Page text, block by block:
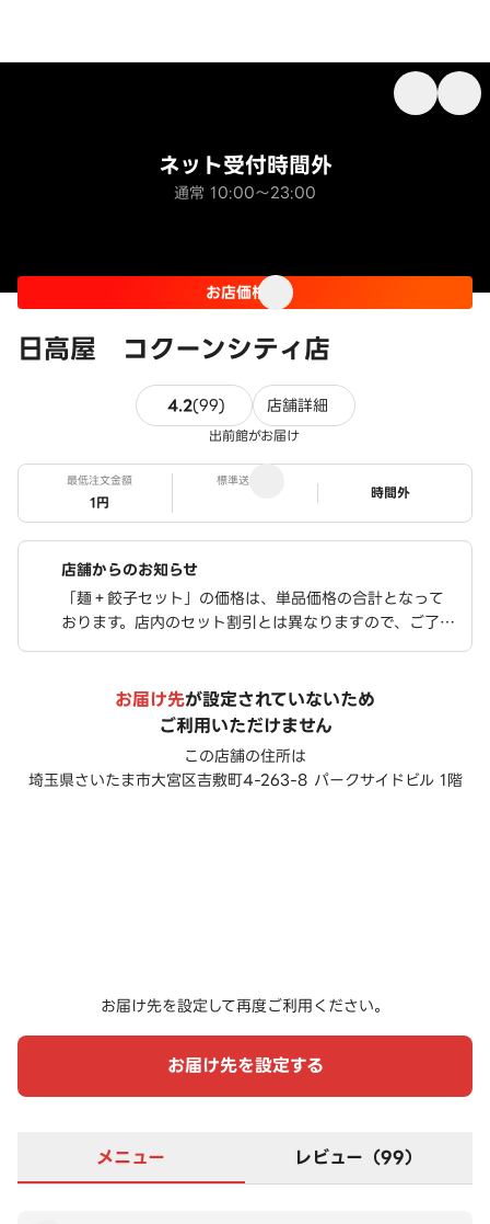
日高屋 コクーンシティ店
ネット受付時間外
通常 10:00～23:00
お店価格
4.2(99)99件のレビュー
店舗詳細
出前館がお届け
最低注文金額
1円
標準送料
ステータス
時間外
店舗からのお知らせ
「麺＋餃子セット」の価格は、単品価格の合計となって
おります。店内のセット割引とは異なりますので、ご了承
のうえお買い求めください
お届け先が設定されていないため
ご利用いただけません
この店舗の住所は
埼玉県さいたま市大宮区吉敷町4-263-8 パークサイドビル 1階
お届け先を設定して再度ご利用ください。
お届け先を設定する
メニュー レビュー（99）